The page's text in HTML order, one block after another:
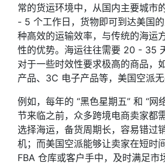
常的货运环境中，从国内主要城市
- 5 个工作日，货物即可到达美国
种高效的运输效率，与传统的海运
性的优势。海运往往需要 20 - 35
对于一些时效性要求极高的商品，
产品、3C 电子产品等，美国空派无
例如，每年的 “黑色星期五” 和 “网
节来临之前，众多跨境电商卖家都
选择海运，备货周期长，容易错过
机；而美国空派能够让卖家在短时
FBA 仓库或客户手中，及时满足市